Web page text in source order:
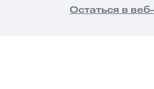
© 2026 ООО «КИОН».
Все права защищены
ПОНЯТНО
Остаться в